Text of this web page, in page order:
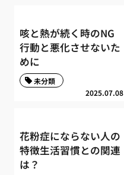
咳と熱が続く時のNG
行動と悪化させないた
めに
2025.07.08
未分類
花粉症にならない人の
特徴生活習慣との関連
は？